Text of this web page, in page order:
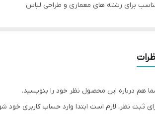
برای رشته های معماری و طراحی لباس
رنگ
هم درباره این محصول نظر خود را بنویسید.
ثبت نظر، لازم است ابتدا وارد حساب کاربری خود